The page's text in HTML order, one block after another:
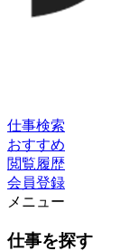
仕事検索
おすすめ
閲覧履歴
会員登録
メニュー
仕事を探す